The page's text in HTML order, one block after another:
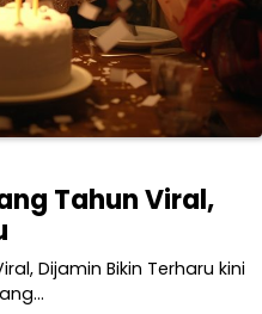
Tahun Viral,
Dijamin Bikin Terharu kini